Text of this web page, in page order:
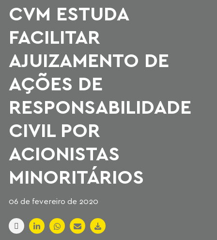
CVM ESTUDA
FACILITAR
AJUIZAMENTO DE
AÇÕES DE
RESPONSABILIDADE
CIVIL POR
ACIONISTAS
MINORITÁRIOS
06 de fevereiro de 2020